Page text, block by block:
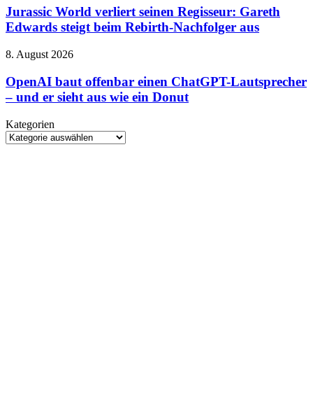
verliert
seinen
Regisseur:
Edwards
beim
Rebirth-
aus
Jurassic World verliert seinen Regisseur: Gareth
Edwards steigt beim Rebirth-Nachfolger aus
OpenAI
offenbar
einen
ChatGPT-
–
und
8. August 2026
OpenAI baut offenbar einen ChatGPT-Lautsprecher
– und er sieht aus wie ein Donut
Kategorien
Kategorien